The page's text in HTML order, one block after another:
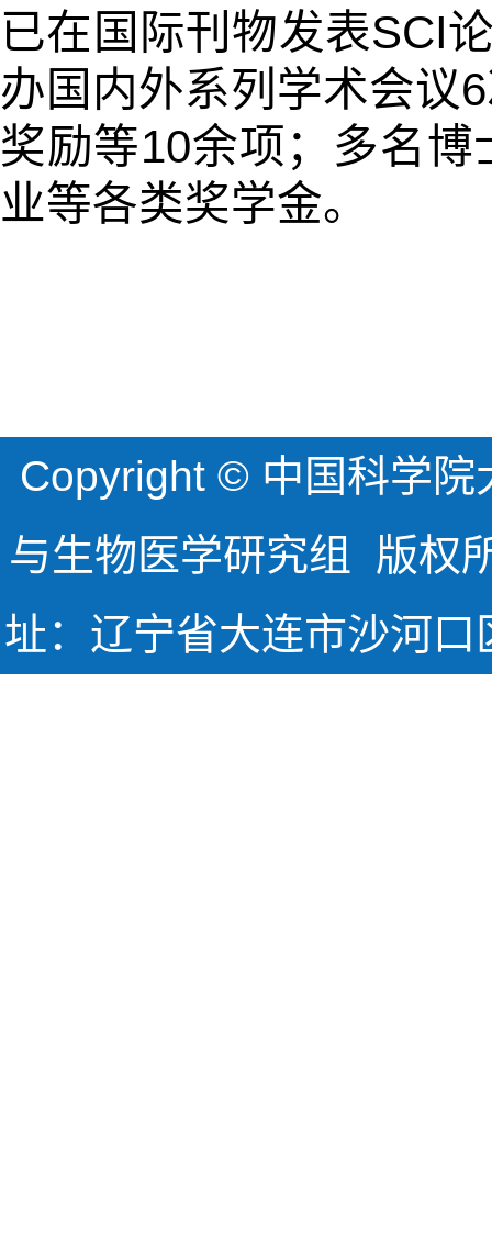
已在国际刊物发表SCI
办国内外系列学术会议
奖励等10余项；多名
业等各类奖学金。
Copyright © 中国科学
与生物医学研究组 版
址：辽宁省大连市沙河